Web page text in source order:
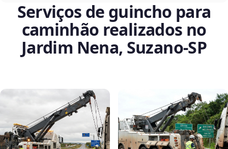
Serviços de guincho para
caminhão realizados no
Jardim Nena, Suzano‑SP